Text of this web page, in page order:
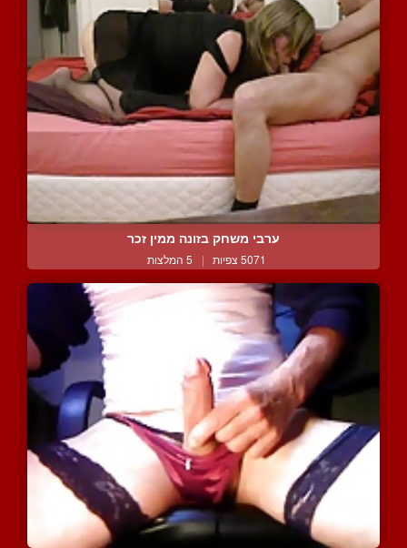
ערבי משחק בזונה ממין זכר
5071 צפיות | 5 המלצות